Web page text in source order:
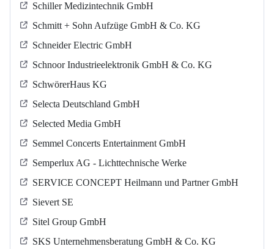
Schiller Medizintechnik GmbH
Schmitt + Sohn Aufzüge GmbH & Co. KG
Schneider Electric GmbH
Schnoor Industrieelektronik GmbH & Co. KG
SchwörerHaus KG
Selecta Deutschland GmbH
Selected Media GmbH
Semmel Concerts Entertainment GmbH
Semperlux AG - Lichttechnische Werke
SERVICE CONCEPT Heilmann und Partner GmbH
Sievert SE
Sitel Group GmbH
SKS Unternehmensberatung GmbH & Co. KG